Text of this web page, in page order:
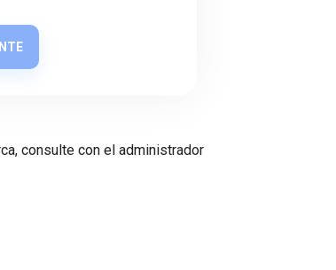
consulte con el administrador